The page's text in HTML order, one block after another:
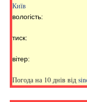
Київ
вологість:
тиск:
вітер:
Погода на 10 днів від